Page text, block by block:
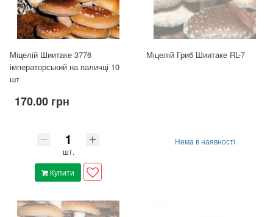
Міцелій Шиитаке 3776
імператорський на паличці 10
шт
170.00 грн
шт.
Купити
Міцелій Гриб Шиитаке RL-7
Нема в наявності